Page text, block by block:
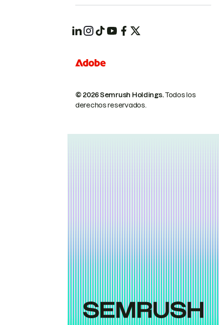
© 2026 Semrush Holdings.Todos los
derechos reservados.